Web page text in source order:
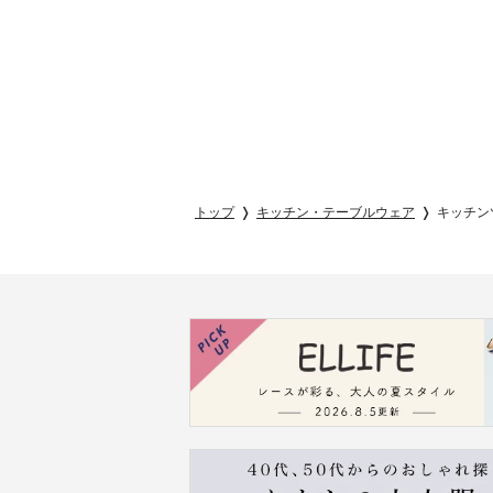
トップ キッチン・テーブルウェア キッチ